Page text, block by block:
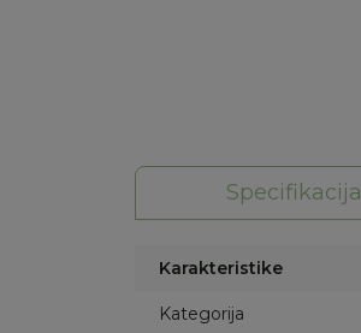
Specifikacija
Karakteristike
Kategorija